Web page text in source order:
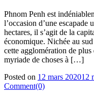
Phnom Penh est
l’occasion d’une escapade
hectares, il s’agit de la
économique. Nichée au
cette agglomération de
myriade de choses à […]
Posted on 12 mars 202012
Comment(0)